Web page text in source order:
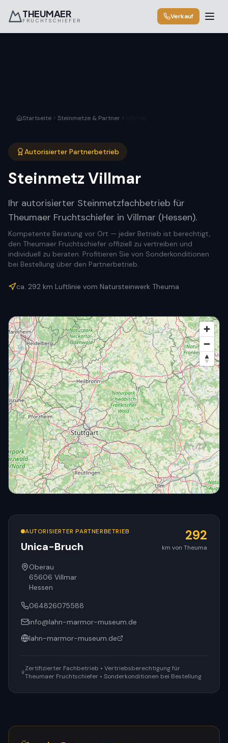
THEUMAER
FRUCHTSCHIEFER
Verkauf
Startseite Steinmetze & Partner
Autorisierter Partnerbetrieb
Steinmetz Villmar
Ihr autorisierter Steinmetzfachbetrieb für
Theumaer Fruchtschiefer in Villmar (Hessen).
Kompetente Beratung vor Ort — jeder Betrieb ist berechtigt,
den Theumaer Fruchtschiefer offiziell zu vertreiben und
individuell zu beraten. Profitieren Sie von Sonderkonditionen
bei Bestellung über den Partnerbetrieb.
ca. 292 km Luftlinie vom Natursteinwerk Theuma
AUTORISIERTER PARTNERBETRIEB
Unica-Bruch
292
km von Theuma
Oberau
65606 Villmar
Hessen
064826075588
info@lahn-marmor-museum.de
lahn-marmor-museum.de
Zertifizierter Fachbetrieb • Vertriebsberechtigung für
Theumaer Fruchtschiefer • Sonderkonditionen bei Bestellung